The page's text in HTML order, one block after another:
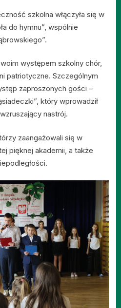
szkolna włączyła się w
do hymnu”, wspólnie
występem szkolny chór,
patriotyczne. Szczególnym
zaproszonych gości –
który wprowadził
nastrój.
zaangażowali się w
pięknej akademii, a także